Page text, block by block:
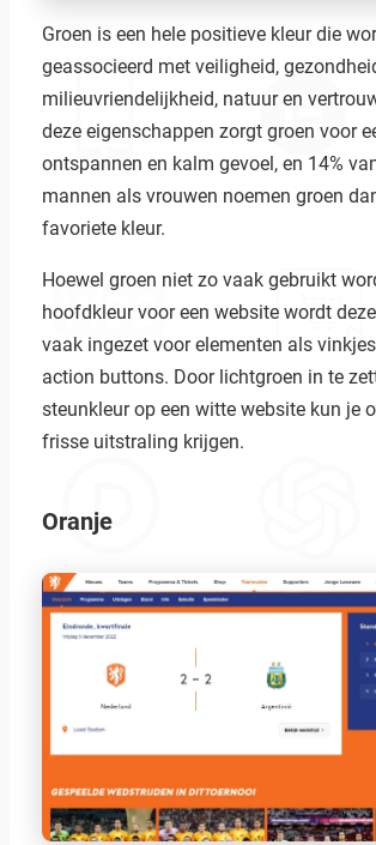
Groen is een hele positieve kleur die
geassocieerd met veiligheid,
milieuvriendelijkheid, natuur en
deze eigenschappen zorgt groen voor
ontspannen en kalm gevoel, en 14%
mannen als vrouwen noemen groen
favoriete kleur.
Hoewel groen niet zo vaak gebruikt
hoofdkleur voor een website wordt
vaak ingezet voor elementen als
action buttons. Door lichtgroen in te
steunkleur op een witte website kun je
frisse uitstraling krijgen.
Oranje